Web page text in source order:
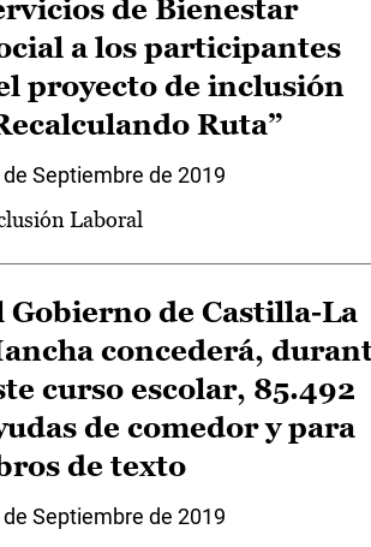
de Bienestar
a los participantes
proyecto de inclusión
Ruta”
Septiembre de 2019
Laboral
Gobierno de Castilla-La
concederá,
curso escolar, 85.492
de comedor y para
de texto
Septiembre de 2019